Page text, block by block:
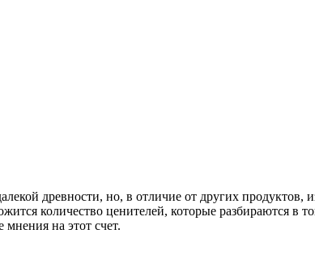
древности, но, в отличие от других
количество ценителей, которые разбираются в
на этот счет.